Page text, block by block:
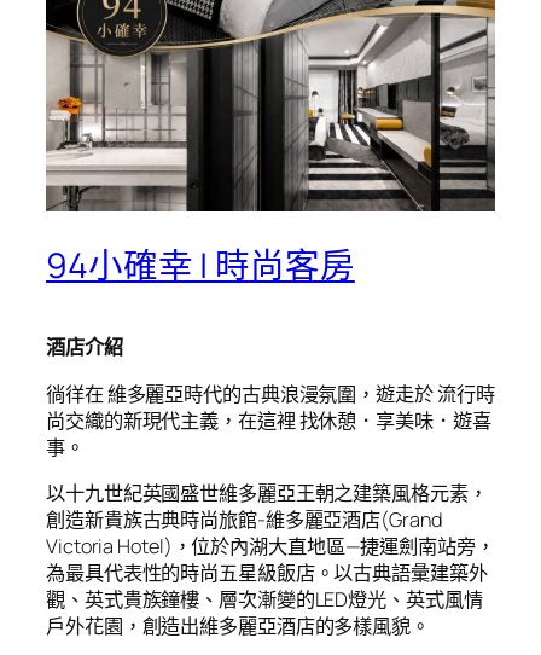
94小確幸 | 時尚客房
酒店介紹
徜徉在 維多麗亞時代的古典浪漫氛圍，遊走於 流行時
尚交織的新現代主義，在這裡 找休憩．享美味．遊喜
事。
以十九世紀英國盛世維多麗亞王朝之建築風格元素，
創造新貴族古典時尚旅館-維多麗亞酒店(Grand
Victoria Hotel)，位於內湖大直地區—捷運劍南站旁，
為最具代表性的時尚五星級飯店。以古典語彙建築外
觀、英式貴族鐘樓、層次漸變的LED燈光、英式風情
戶外花園，創造出維多麗亞酒店的多樣風貌。